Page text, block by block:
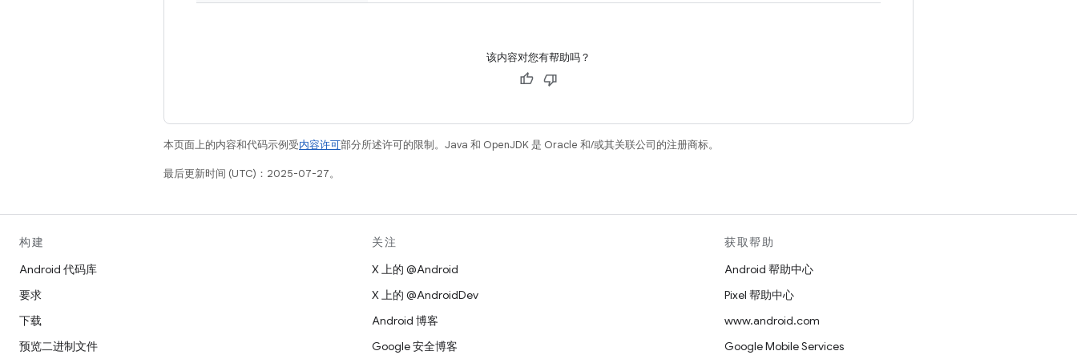
该内容对您有帮助吗？
本页面上的内容和代码示例受内容许可部分所述许可的限制。Java 和 OpenJDK 是 Oracle 和/或其关联公司的注册商标。
最后更新时间 (UTC)：2025-07-27。
构建
Android 代码库
要求
下载
预览二进制文件
关注
X 上的 @Android
X 上的 @AndroidDev
Android 博客
Google 安全博客
获取帮助
Android 帮助中心
Pixel 帮助中心
www.android.com
Google Mobile Services